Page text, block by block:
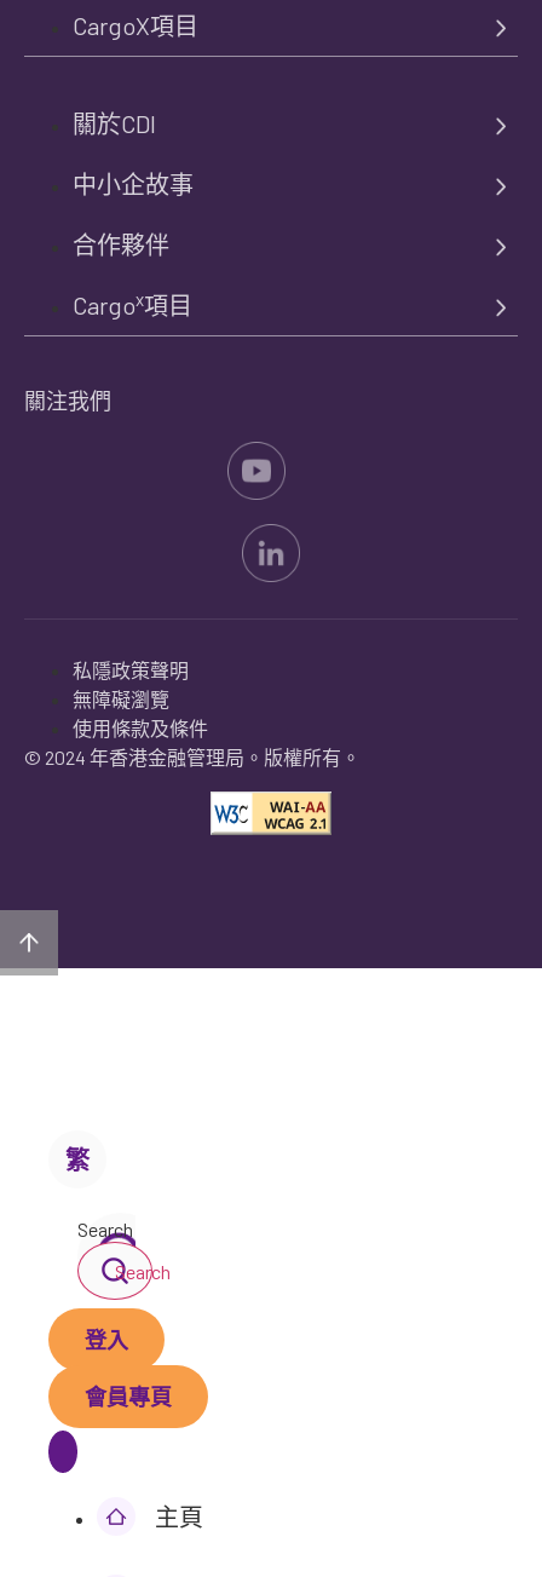
CargoX項目
關於CDI
中小企故事
合作夥伴
Cargox項目
關注我們
私隱政策聲明
無障礙瀏覽
使用條款及條件
© 2024 年香港金融管理局。版權所有。
繁
Search
Search
登入
會員專頁
主頁